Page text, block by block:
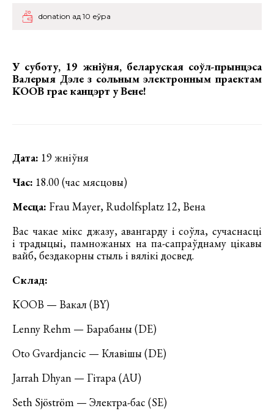
donation ад 10 еўра
У суботу, 19 жніўня, беларуская соўл-прынцэса
Валерыя Дэле з сольным электронным праектам
KOOB грае канцэрт у Вене!
Дата: 19 жніўня
Час: 18.00 (час мясцовы)
Месца: Frau Mayer, Rudolfsplatz 12, Вена
Вас чакае мікс джазу, авангарду і соўла, сучаснасці
і традыцыі, памножаных на па-сапраўднаму цікавы
вайб, бездакорны стыль і вялікі досвед.
Склад:
KOOB — Вакал (BY)
Lenny Rehm — Барабаны (DE)
Oto Gvardjancic — Клавішы (DE)
Jarrah Dhyan — Гітара (AU)
Seth Sjöström — Электра-бас (SE)